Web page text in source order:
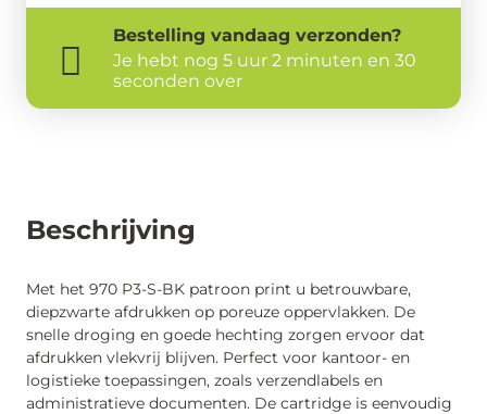
Beschrijving
Met het 970 P3-S-BK patroon print u betrouwbare,
diepzwarte afdrukken op poreuze oppervlakken. De
snelle droging en goede hechting zorgen ervoor dat
afdrukken vlekvrij blijven. Perfect voor kantoor- en
logistieke toepassingen, zoals verzendlabels en
administratieve documenten. De cartridge is eenvoudig
Bestelling vandaag verzonden?
Je hebt nog 5 uur 2 minuten en 30
seconden over